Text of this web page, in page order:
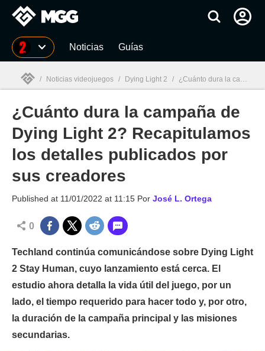
MGG Noticias Guías
MGG
/ Noticias videojuegos / Dying Light 2 / ¿Cuánto dura la campaña de Dying Light 2? Recapitulamos los detalles publicados por sus creadores
¿Cuánto dura la campaña de
Dying Light 2? Recapitulamos
los detalles publicados por
sus creadores
Published at 11/01/2022 at 11:15 Por José L. Ortega
0
Techland continúa comunicándose sobre Dying Light
2 Stay Human, cuyo lanzamiento está cerca. El
estudio ahora detalla la vida útil del juego, por un
lado, el tiempo requerido para hacer todo y, por otro,
la duración de la campaña principal y las misiones
secundarias.